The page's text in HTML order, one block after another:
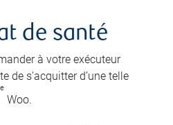
de santé
à votre exécuteur
de s’acquitter d’une telle
Woo.